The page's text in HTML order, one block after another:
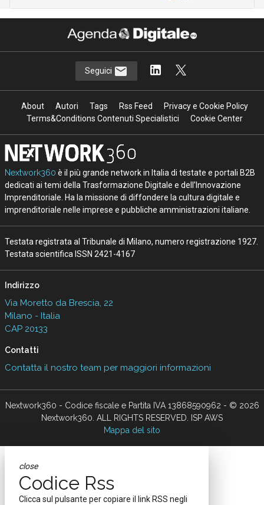
Seguici
About Autori Tags Rss Feed
Privacy e Cookie Policy
Terms&Conditions Contenuti Specialistici
Cookie Center
Nextwork360 è il più grande network in Italia di testate e portali B2B
dedicati ai temi della Trasformazione Digitale e dell’Innovazione
Imprenditoriale. Ha la missione di diffondere la cultura digitale e
imprenditoriale nelle imprese e pubbliche amministrazioni italiane.
Testata registrata al Tribunale di Milano, numero registrazione 1927.
Testata scientifica ISSN 2421-4167
Indirizzo
Via Moretto da Brescia, 22
Milano - Italia
CAP 20133
Contatti
Contatta il nostro team per maggiori informazioni
Nextwork360 - Codice fiscale e Partita IVA 13868590962 - © 2026
Nextwork360. ALL RIGHTS RESERVED. ISP AWS
Mappa del sito
close
Codice Rss
Clicca sul pulsante per copiare il link RSS negli